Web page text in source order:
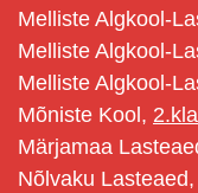
Melliste Algkool-
Melliste Algkool-
Melliste Algkool-
Mõniste Kool,
Märjamaa
Nõlvaku Lasteaed,